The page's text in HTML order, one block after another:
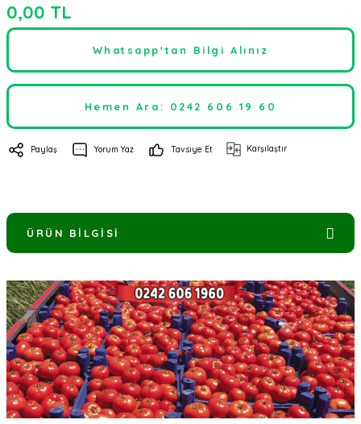
0,00 TL
Whatsapp'tan Bilgi Alınız
Hemen Ara: 0242 606 19 60
Paylaş Yorum Yaz Tavsiye Et Karşılaştır
ÜRÜN BILGISI